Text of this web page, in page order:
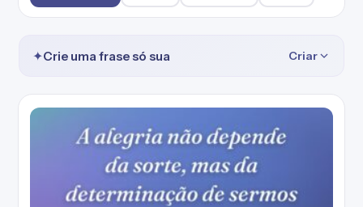
✦Crie uma frase só sua Criar